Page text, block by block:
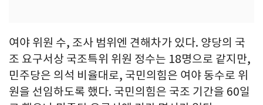
여야 위원 수, 조사 범위엔 견해차가 있다. 양당의 국
조 요구서상 국조특위 위원 정수는 18명으로 같지만,
민주당은 의석 비율대로, 국민의힘은 여야 동수로 위
원을 선임하도록 했다. 국민의힘은 국조 기간을 60일